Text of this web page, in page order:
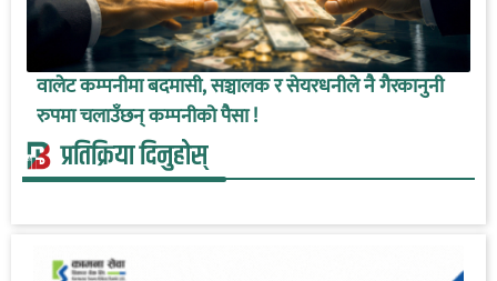
वालेट कम्पनीमा बदमासी, सञ्चालक र सेयरधनीले नै गैरकानुनी
रुपमा चलाउँछन् कम्पनीको पैसा !
प्रतिक्रिया दिनुहोस्